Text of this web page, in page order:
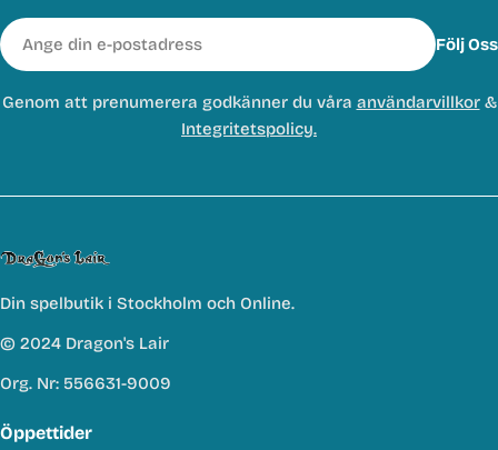
E-
post
Följ Oss
Genom att prenumerera godkänner du våra användarvillkor&
Integritetspolicy.
Din spelbutik i Stockholm och Online.
© 2024 Dragon's Lair
Org. Nr: 556631-9009
Öppettider